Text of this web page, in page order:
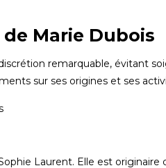
Marie Dubois
remarquable, évitant
sur ses origines et ses
Laurent. Elle est